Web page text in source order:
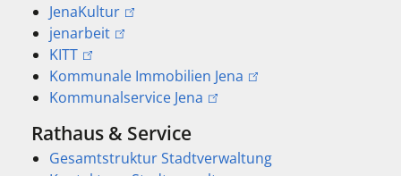
JenaKultur
jenarbeit
KITT
Kommunale Immobilien Jena
Kommunalservice Jena
Rathaus & Service
Gesamtstruktur Stadtverwaltung